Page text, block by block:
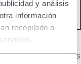
y análisis
información
recopilado a
en función
mismo.
de manera más